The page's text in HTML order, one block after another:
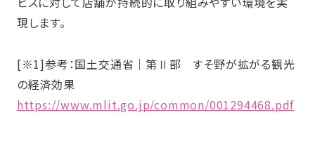
現します。
[※1]参考：国土交通省｜第Ⅱ部 すそ野が拡がる観光
の経済効果
https://www.mlit.go.jp/common/001294468.pdf